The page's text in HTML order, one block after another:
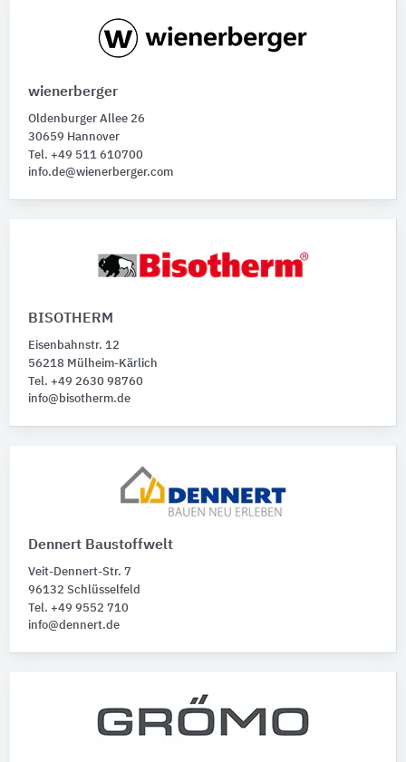
wienerberger
Oldenburger Allee 26
30659 Hannover
Tel. +49 511 610700
info.de@wienerberger.com
BISOTHERM
Eisenbahnstr. 12
56218 Mülheim-Kärlich
Tel. +49 2630 98760
info@bisotherm.de
Dennert Baustoffwelt
Veit-Dennert-Str. 7
96132 Schlüsselfeld
Tel. +49 9552 710
info@dennert.de